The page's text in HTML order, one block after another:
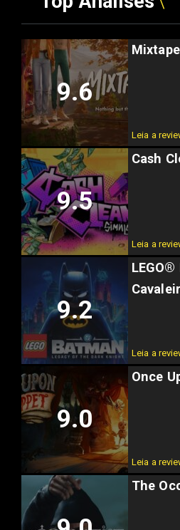
Mixtape
9.6
Leia a
Cash
9.5
Leia a
9.2
Leia a
Once
9.0
Leia a
The